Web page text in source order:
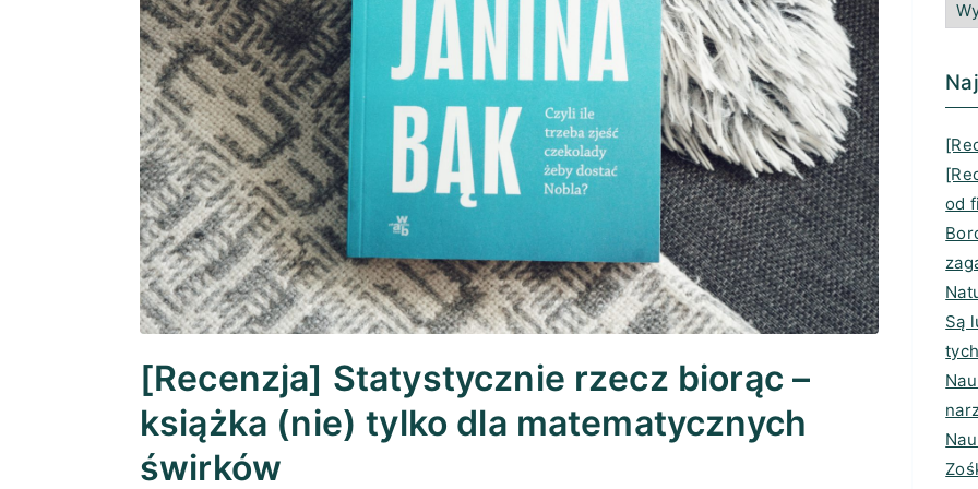
[Recenzja] Statystycznie rzecz biorąc –
książka (nie) tylko dla matematycznych
świrków
od
Są